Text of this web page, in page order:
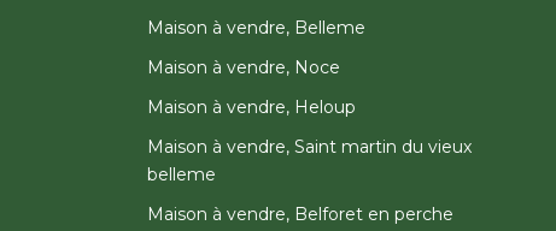
Maison à vendre, Belleme
Maison à vendre, Noce
Maison à vendre, Heloup
Maison à vendre, Saint martin du vieux
belleme
Maison à vendre, Belforet en perche